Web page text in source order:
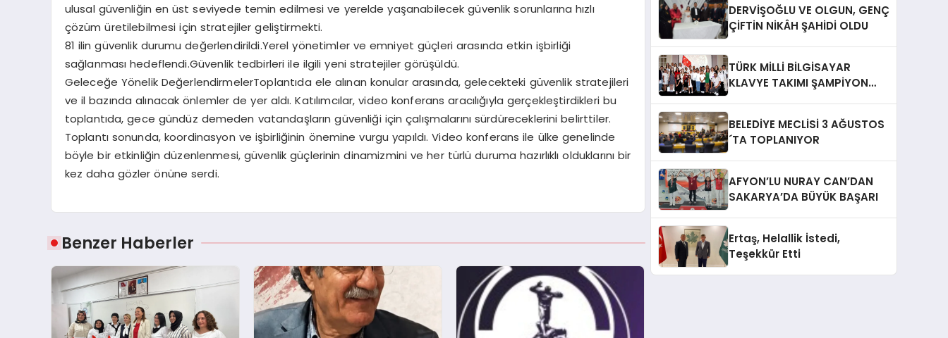
ulusal güvenliğin en üst seviyede temin edilmesi ve yerelde yaşanabilecek güvenlik sorunlarına hızlı
çözüm üretilebilmesi için stratejiler geliştirmekti.
81 ilin güvenlik durumu değerlendirildi.Yerel yönetimler ve emniyet güçleri arasında etkin işbirliği
sağlanması hedeflendi.Güvenlik tedbirleri ile ilgili yeni stratejiler görüşüldü.
Geleceğe Yönelik DeğerlendirmelerToplantıda ele alınan konular arasında, gelecekteki güvenlik stratejileri
ve il bazında alınacak önlemler de yer aldı. Katılımcılar, video konferans aracılığıyla gerçekleştirdikleri bu
toplantıda, gece gündüz demeden vatandaşların güvenliği için çalışmalarını sürdüreceklerini belirttiler.
Toplantı sonunda, koordinasyon ve işbirliğinin önemine vurgu yapıldı. Video konferans ile ülke genelinde
böyle bir etkinliğin düzenlenmesi, güvenlik güçlerinin dinamizmini ve her türlü duruma hazırlıklı olduklarını bir
kez daha gözler önüne serdi.
Benzer Haberler
DERVİŞOĞLU VE OLGUN, GENÇ
ÇİFTİN NİKÂH ŞAHİDİ OLDU
TÜRK MİLLİ BİLGİSAYAR
KLAVYE TAKIMI ŞAMPİYON
BELEDİYE MECLİSİ 3 AĞUSTOS
´TA TOPLANIYOR
AFYON’LU NURAY CAN’DAN
SAKARYA’DA BÜYÜK BAŞARI
Ertaş, Helallik İstedi,
Teşekkür Etti